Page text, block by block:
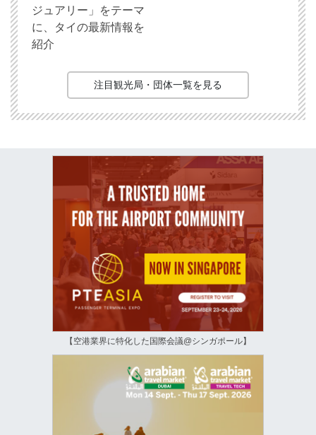
ジュアリー」をテーマ
に、タイの最新情報を
紹介
注目観光局・団体一覧を見る
【空港業界に特化した国際会議@シンガポール】